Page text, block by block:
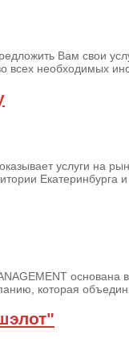
Вам свои
всех необходимых
услуги на
Екатеринбурга и
основана
которая